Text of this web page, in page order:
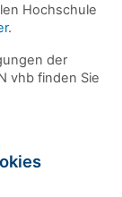
Hochschule
.
der
vhb finden Sie